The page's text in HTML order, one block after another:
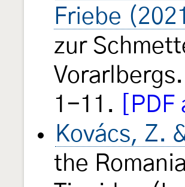
Friebe
zur
1-11.
Kovács, Z.
the